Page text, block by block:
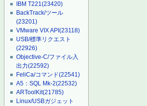
IBM T221(23420)
BackTrack/ツール
(23201)
VMware VIX API(23118)
USB/標準リクエスト
(22926)
Objective-C/ファイル入
出力(22592)
FeliCa/コマンド(22541)
A5：SQL Mk-2(22532)
ARToolKit(21785)
Linux/USBガジェット